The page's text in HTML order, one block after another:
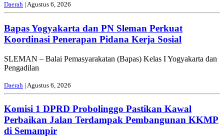
Daerah | Agustus 6, 2026
Bapas Yogyakarta dan PN Sleman Perkuat
Koordinasi Penerapan Pidana Kerja Sosial
SLEMAN – Balai Pemasyarakatan (Bapas) Kelas I Yogyakarta dan
Pengadilan
Daerah | Agustus 6, 2026
Komisi 1 DPRD Probolinggo Pastikan Kawal
Perbaikan Jalan Terdampak Pembangunan KKMP
di Semampir